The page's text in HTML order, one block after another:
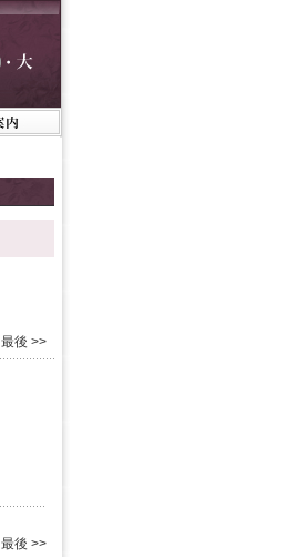
後 >>
後 >>